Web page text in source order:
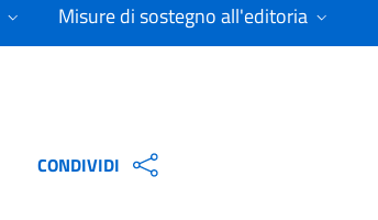
Misure di sostegno all'editoria
CONDIVIDI